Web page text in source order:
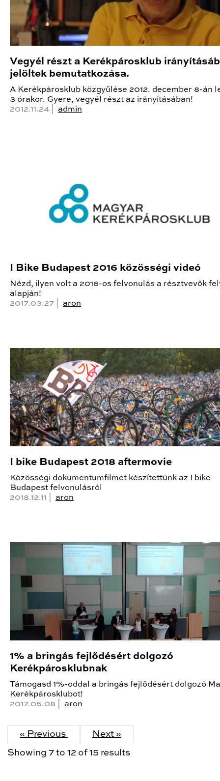
Vegyél részt a Kerékpárosklub
jelöltek bemutatkozása.
A Kerékpárosklub közgyűlése 2012. december 8-án
3 órakor. Gyere, vegyél részt az irányításában!
2012.11.24 | admin
I Bike Budapest 2016 közösségi videó
Nézd, ilyen volt a 2016-os felvonulás a résztvevők
alapján!
2017.03.27 | aron
I bike Budapest 2018 aftermovie
Közösségi dokumentumfilmet készítettünk az I bike
Budapest felvonulásról
2018.12.11 | aron
1% a bringás fejlődésért dolgozó
Kerékpárosklubnak
Támogasd 1%-oddal a bringás fejlődésért dolgozó
Kerékpárosklubot!
2017.05.08 | aron
« Previous Next »
Showing 7 to 12 of 15 results